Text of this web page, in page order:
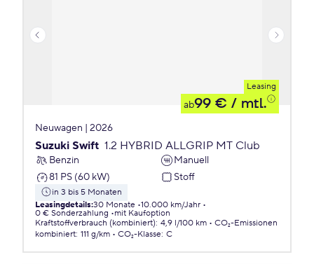
Leasing
ab99 € / mtl.
Neuwagen | 2026
Suzuki Swift 1.2 HYBRID ALLGRIP MT Club
Benzin
Manuell
81 PS (60 kW)
Stoff
in 3 bis 5 Monaten
Leasingdetails:30 Monate 10.000 km/Jahr
0 € Sonderzahlung
mit Kaufoption
Kraftstoffverbrauch (kombiniert): 4,9 l/100 km
CO₂-Emissionen
kombiniert: 111 g/km CO₂-Klasse: C